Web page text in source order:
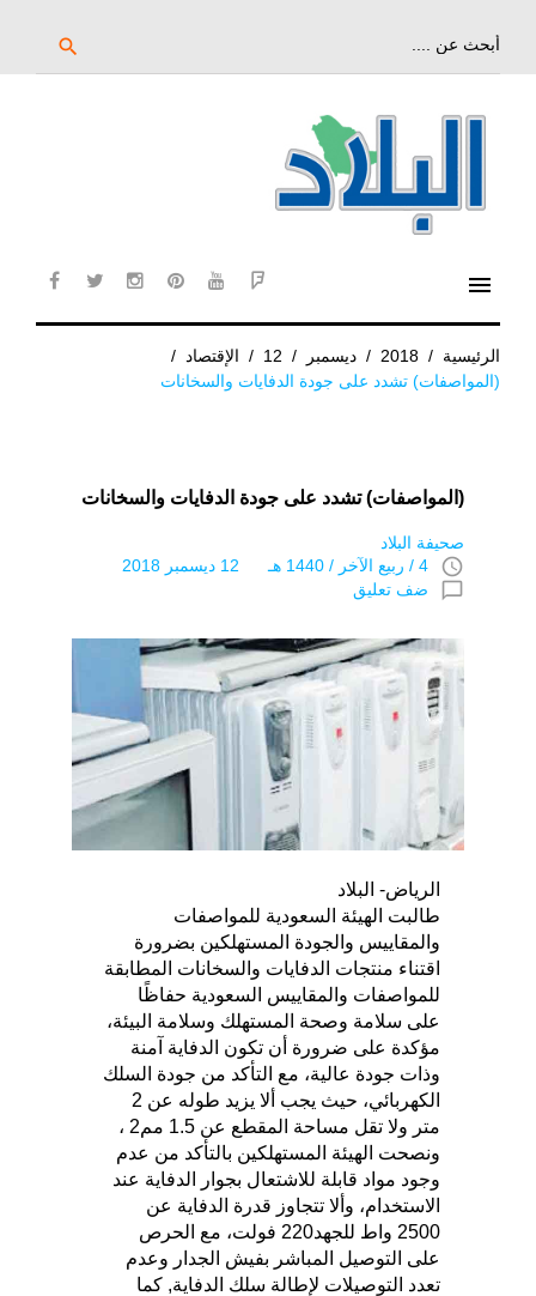
search
menu
الرئيسية /
2018
/ ديسمبر /
12
/ الإقتصاد
/
(المواصفات) تشدد على جودة الدفايات والسخانات
(المواصفات) تشدد على جودة الدفايات والسخانات
صحيفة البلاد
access_time 4 / ربيع الآخر / 1440 هـ 12 ديسمبر 2018
chat_bubble_outline ضف تعليق
الرياض- البلاد
طالبت الهيئة السعودية للمواصفات
والمقاييس والجودة المستهلكين بضرورة
اقتناء منتجات الدفايات والسخانات المطابقة
للمواصفات والمقاييس السعودية حفاظًا
على سلامة وصحة المستهلك وسلامة البيئة،
مؤكدة على ضرورة أن تكون الدفاية آمنة
وذات جودة عالية، مع التأكد من جودة السلك
الكهربائي، حيث يجب ألا يزيد طوله عن 2
متر ولا تقل مساحة المقطع عن 1.5 مم2 ،
ونصحت الهيئة المستهلكين بالتأكد من عدم
وجود مواد قابلة للاشتعال بجوار الدفاية عند
الاستخدام، وألا تتجاوز قدرة الدفاية عن
2500 واط للجهد220 فولت، مع الحرص
على التوصيل المباشر بفيش الجدار وعدم
تعدد التوصيلات لإطالة سلك الدفاية, كما